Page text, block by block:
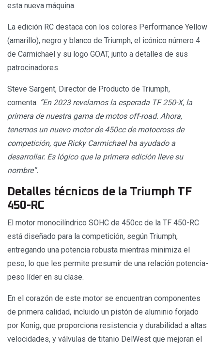
esta nueva máquina.
La edición RC destaca con los colores Performance Yellow
(amarillo), negro y blanco de Triumph, el icónico número 4
de Carmichael y su logo GOAT, junto a detalles de sus
patrocinadores.
Steve Sargent, Director de Producto de Triumph,
comenta: “En 2023 revelamos la esperada TF 250-X, la
primera de nuestra gama de motos off-road. Ahora,
tenemos un nuevo motor de 450cc de motocross de
competición, que Ricky Carmichael ha ayudado a
desarrollar. Es lógico que la primera edición lleve su
nombre”.
Detalles técnicos de la Triumph TF
450-RC
El motor monocilíndrico SOHC de 450cc de la TF 450-RC
está diseñado para la competición, según Triumph,
entregando una potencia robusta mientras minimiza el
peso, lo que les permite presumir de una relación potencia-
peso líder en su clase.
En el corazón de este motor se encuentran componentes
de primera calidad, incluido un pistón de aluminio forjado
por Konig, que proporciona resistencia y durabilidad a altas
velocidades, y válvulas de titanio DelWest que mejoran el